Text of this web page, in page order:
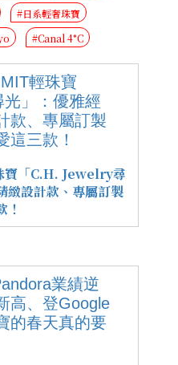
#日系輕奢珠寶
#Canal 4°C
寶「C.H. Jewelry尋
緻設計款、專屬訂製